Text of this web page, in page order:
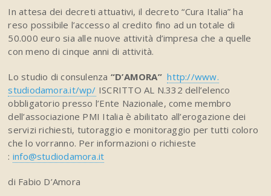
In attesa dei decreti attuativi, il decreto “Cura Italia” ha
reso possibile l’accesso al credito fino ad un totale di
50.000 euro sia alle nuove attività d’impresa che a quelle
con meno di cinque anni di attività.
Lo studio di consulenza “D’AMORA”http://www.
studiodamora.it/wp/ ISCRITTO AL N.332 dell’elenco
obbligatorio presso l’Ente Nazionale, come membro
dell’associazione PMI Italia è abilitato all’erogazione dei
servizi richiesti, tutoraggio e monitoraggio per tutti coloro
che lo vorranno. Per informazioni o richieste
: info@studiodamora.it
di Fabio D’Amora